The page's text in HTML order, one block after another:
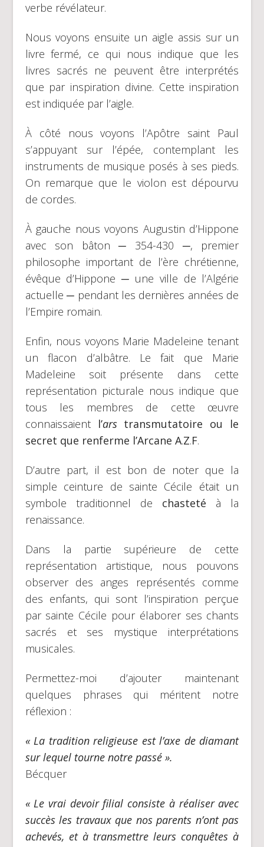
verbe révélateur.
Nous voyons ensuite un aigle assis sur un
livre fermé, ce qui nous indique que les
livres sacrés ne peuvent être interprétés
que par inspiration divine. Cette inspiration
est indiquée par l’aigle.
À côté nous voyons l’Apôtre saint Paul
s’appuyant sur l’épée, contemplant les
instruments de musique posés à ses pieds.
On remarque que le violon est dépourvu
de cordes.
À gauche nous voyons Augustin d’Hippone
avec son bâton ─ 354-430 ─, premier
philosophe important de l’ère chrétienne,
évêque d’Hippone ─ une ville de l’Algérie
actuelle ─ pendant les dernières années de
l’Empire romain.
Enfin, nous voyons Marie Madeleine tenant
un flacon d’albâtre. Le fait que Marie
Madeleine soit présente dans cette
représentation picturale nous indique que
tous les membres de cette œuvre
connaissaient l’arstransmutatoire ou le
secret que renferme l’Arcane A.Z.F.
D’autre part, il est bon de noter que la
simple ceinture de sainte Cécile était un
symbole traditionnel de chasteté à la
renaissance.
Dans la partie supérieure de cette
représentation artistique, nous pouvons
observer des anges représentés comme
des enfants, qui sont l’inspiration perçue
par sainte Cécile pour élaborer ses chants
sacrés et ses mystique interprétations
musicales.
Permettez-moi d’ajouter maintenant
quelques phrases qui méritent notre
réflexion :
« La tradition religieuse est l’axe de diamant
sur lequel tourne notre passé ».
Bécquer
« Le vrai devoir filial consiste à réaliser avec
succès les travaux que nos parents n’ont pas
achevés, et à transmettre leurs conquêtes à